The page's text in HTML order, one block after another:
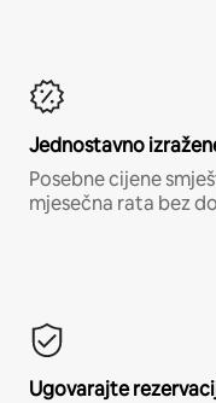
Jednostavno
Posebne cijene
mjesečna rata bez
Ugovarajte